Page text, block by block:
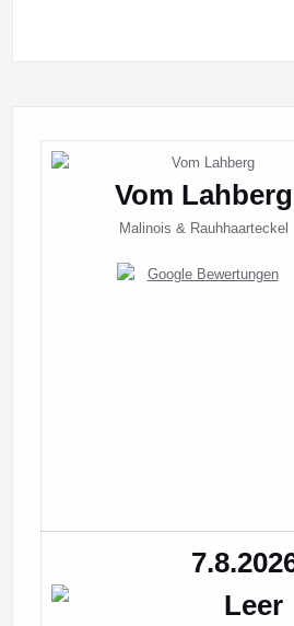
Vom Lahberg
Malinois & Rauhhaarteckel